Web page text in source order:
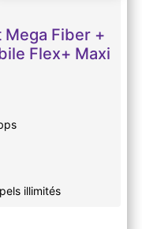
Fiber +
Flex+ Maxi
illimités